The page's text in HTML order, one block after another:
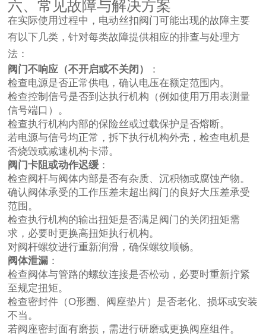
六、常见故障与解决方案
在实际使用过程中，电动丝扣阀门可能出现的故障主要
有以下几类，针对每类故障提供相应的排查与处理方
法：
阀门不响应（不开启或不关闭）
：
检查电源是否正常供电，确认电压在额定范围内。
检查控制信号是否到达执行机构（例如使用万用表测量
信号端口）。
检查执行机构内部的保险丝或过载保护是否熔断。
若电源与信号均正常，拆下执行机构外壳，检查电机是
否烧毁或减速机构卡滞。
阀门卡阻或动作迟缓 ：
检查阀杆与阀体内部是否有杂质、沉积物或腐蚀产物。
确认阀体承受的工作压差未超出阀门的良好大压差承受
范围。
检查执行机构的输出扭矩是否满足阀门的关闭扭矩需
求，必要时更换高扭矩执行机构。
对阀杆螺纹进行重新润滑，确保螺纹顺畅。
阀体泄漏 ：
检查阀体与管路的螺纹连接是否松动，必要时重新拧紧
至规定扭矩。
检查密封件（O形圈、阀座垫片）是否老化、损坏或安装
不当。
若阀座密封面有磨损，需进行研磨或更换阀座组件。